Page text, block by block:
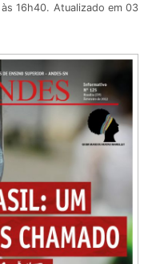
16h40. Atualizado em 03